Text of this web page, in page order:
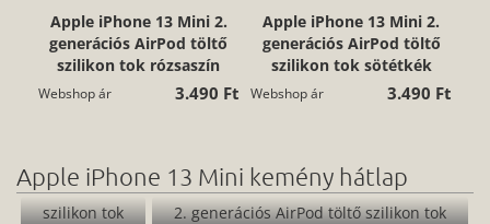
Apple iPhone 13 Mini 2.
generációs AirPod töltő
szilikon tok rózsaszín
Webshop ár 3.490 Ft
Apple iPhone 13 Mini 2.
generációs AirPod töltő
szilikon tok sötétkék
Webshop ár 3.490 Ft
Apple iPhone 13 Mini kemény hátlap
szilikon tok
2. generációs AirPod töltő szilikon tok